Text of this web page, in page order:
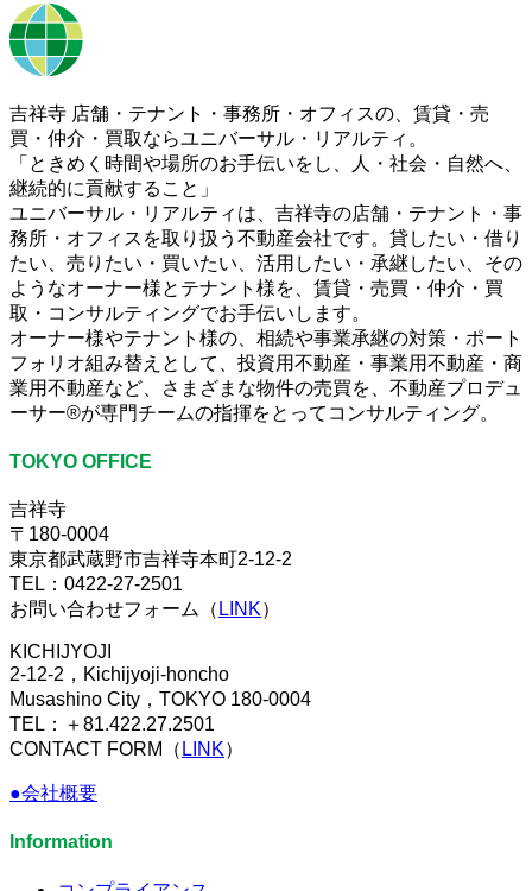
吉祥寺 店舗・テナント・事務所・オフィスの、賃貸・売
買・仲介・買取ならユニバーサル・リアルティ。
「ときめく時間や場所のお手伝いをし、人・社会・自然へ、
継続的に貢献すること」
ユニバーサル・リアルティは、吉祥寺の店舗・テナント・事
務所・オフィスを取り扱う不動産会社です。貸したい・借り
たい、売りたい・買いたい、活用したい・承継したい、その
ようなオーナー様とテナント様を、賃貸・売買・仲介・買
取・コンサルティングでお手伝いします。
オーナー様やテナント様の、相続や事業承継の対策・ポート
フォリオ組み替えとして、投資用不動産・事業用不動産・商
業用不動産など、さまざまな物件の売買を、不動産プロデュ
ーサー®が専門チームの指揮をとってコンサルティング。
TOKYO OFFICE
吉祥寺
〒180-0004
東京都武蔵野市吉祥寺本町2-12-2
TEL：0422-27-2501
お問い合わせフォーム（ LINK）
KICHIJYOJI
2-12-2，Kichijyoji-honcho
Musashino City，TOKYO 180-0004
TEL：＋81.422.27.2501
CONTACT FORM（ LINK）
●会社概要
Information